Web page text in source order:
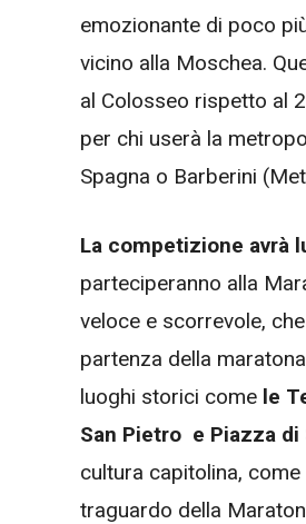
emozionante di poco
vicino alla Moschea.
al Colosseo rispetto al
per chi userà la
Spagna o Barberini
La competizione avrà
parteciperanno alla
veloce e scorrevole,
partenza della
luoghi storici come le
San Pietro e Piazza di
cultura capitolina,
traguardo della